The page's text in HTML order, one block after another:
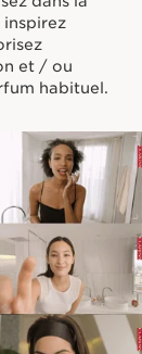
inspirez
et / ou
habituel.